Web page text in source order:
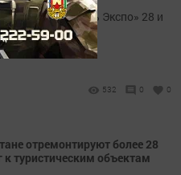
в «Казань Экспо» 28 и
532 0 0
отремонтируют более 28
к туристическим объектам